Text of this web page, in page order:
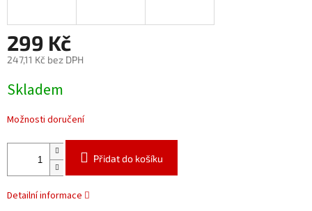
299 Kč
247,11 Kč bez DPH
cena:
Skladem
Možnosti doručení
Přidat do košíku
Detailní informace